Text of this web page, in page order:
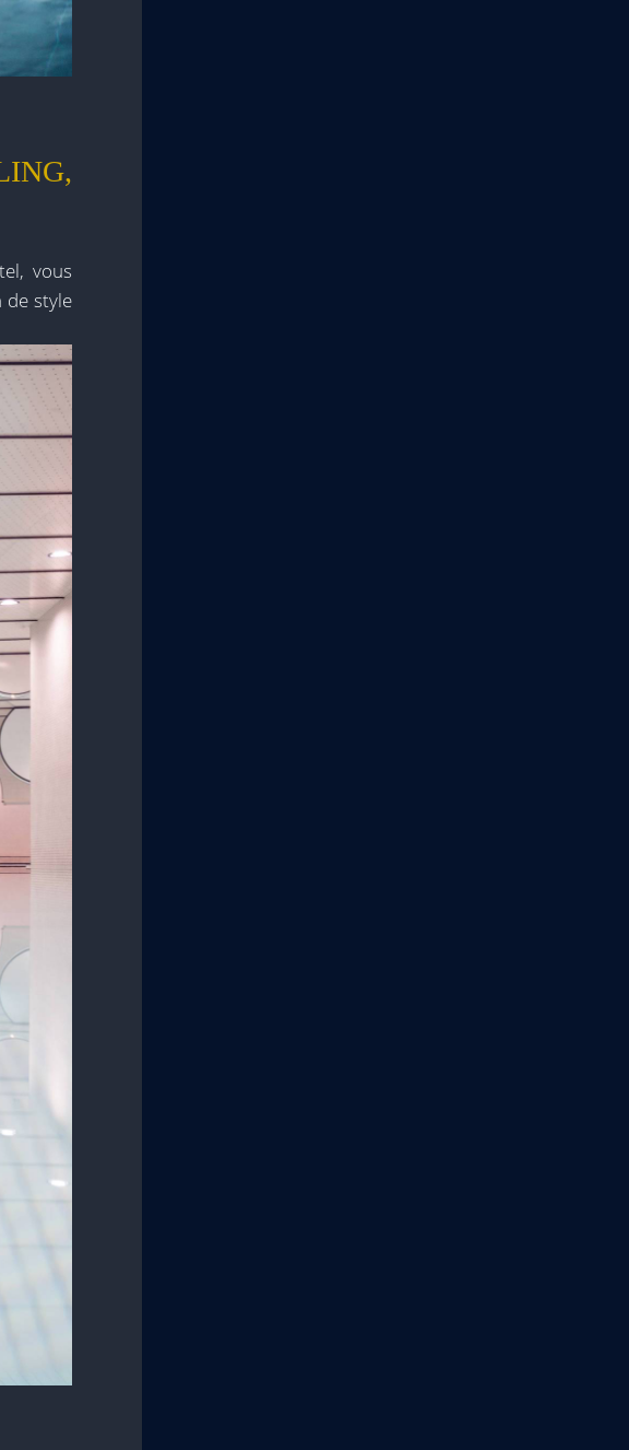
vous
de style